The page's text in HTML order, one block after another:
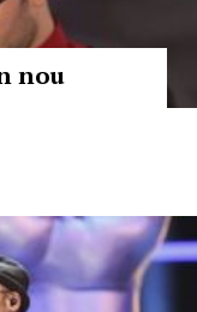
nou